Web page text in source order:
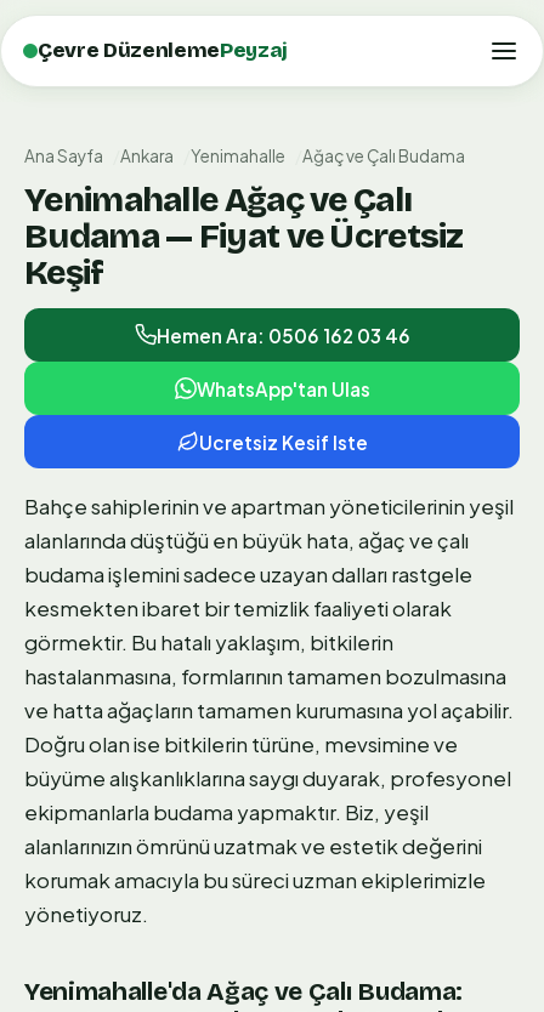
Çevre DüzenlemePeyzaj
Ana Sayfa Ankara Yenimahalle Ağaç ve Çalı Budama
Yenimahalle Ağaç ve Çalı
Budama — Fiyat ve Ücretsiz
Keşif
Hemen Ara: 0506 162 03 46
WhatsApp'tan Ulas
Ucretsiz Kesif Iste
Bahçe sahiplerinin ve apartman yöneticilerinin yeşil
alanlarında düştüğü en büyük hata, ağaç ve çalı
budama işlemini sadece uzayan dalları rastgele
kesmekten ibaret bir temizlik faaliyeti olarak
görmektir. Bu hatalı yaklaşım, bitkilerin
hastalanmasına, formlarının tamamen bozulmasına
ve hatta ağaçların tamamen kurumasına yol açabilir.
Doğru olan ise bitkilerin türüne, mevsimine ve
büyüme alışkanlıklarına saygı duyarak, profesyonel
ekipmanlarla budama yapmaktır. Biz, yeşil
alanlarınızın ömrünü uzatmak ve estetik değerini
korumak amacıyla bu süreci uzman ekiplerimizle
yönetiyoruz.
Yenimahalle'da Ağaç ve Çalı Budama: